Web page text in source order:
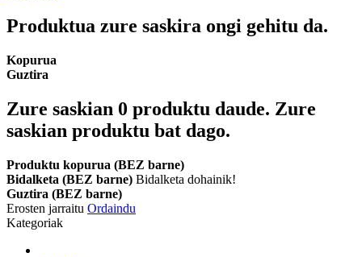
Produktua zure saskira ongi gehitu da.
Kopurua
Guztira
Zure saskian 0 produktu daude. Zure
saskian produktu bat dago.
Produktu kopurua (BEZ barne)
Bidalketa (BEZ barne) Bidalketa dohainik!
Guztira (BEZ barne)
Erosten jarraitu Ordaindu
Kategoriak